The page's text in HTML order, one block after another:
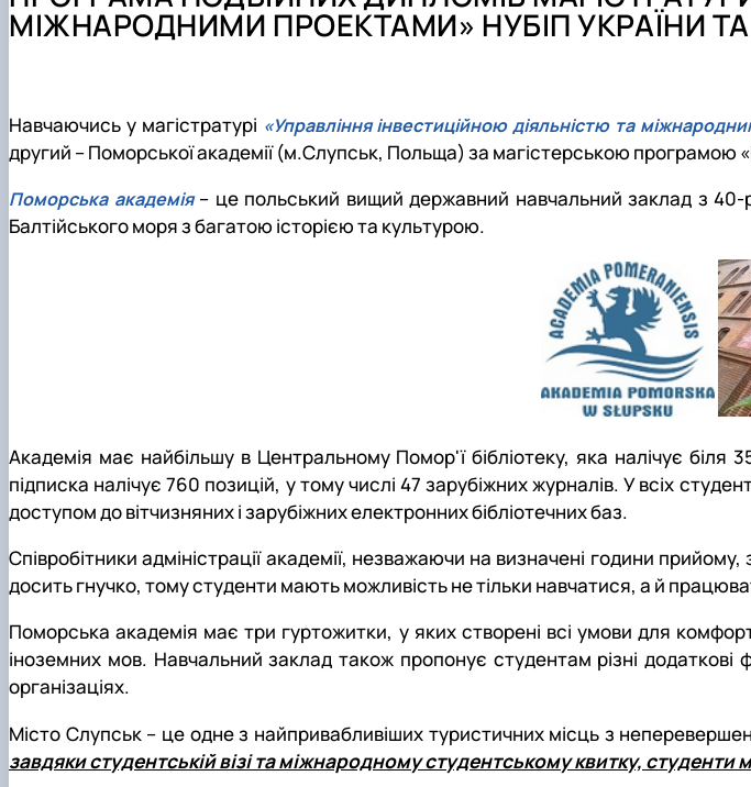
Склад кафедри
Відповідальні за інформаційне наповнення сторінки
Навчально-наукова лабораторія інвестиційного проектування
Партнери
Студентський науковий гурток «Менеджмент і сьогодення»
Архів
Напрями
Робочі програми, силабуси, ЕНК
Архів
Навчально-методична робота
Програма подвійних дипломів (Поморська академія, м.Слупськ, Польща)
Програма подвійних дипломів (Університет Foggia, Італія)
Тематика бакалаврських та магістерських робіт
Практичне навчання
Архів подій
МІЖНАРОДНИМИ ПРОЕКТАМИ» НУБІП УКРАЇНИ
Навчаючись у магістратурі «Управління інвестиційною діяльністю та
другий – Поморської академії (м.Слупськ, Польща) за магістерською програмою
Поморська академія – це польський вищий державний навчальний заклад з
Балтійського моря з багатою історією та культурою.
Академія має найбільшу в Центральному Помор'ї бібліотеку, яка налічує
підписка налічує 760 позицій, у тому числі 47 зарубіжних журналів. У всіх
доступом до вітчизняних і зарубіжних електронних бібліотечних баз.
Співробітники адміністрації академії, незважаючи на визначені години
досить гнучко, тому студенти мають можливість не тільки навчатися, а й
Поморська академія має три гуртожитки, у яких створені всі умови для
іноземних мов. Навчальний заклад також пропонує студентам різні додаткові
організаціях.
Місто Слупськ – це одне з найпривабливіших туристичних місць з
завдяки студентській візі та міжнародному студентському квитку,